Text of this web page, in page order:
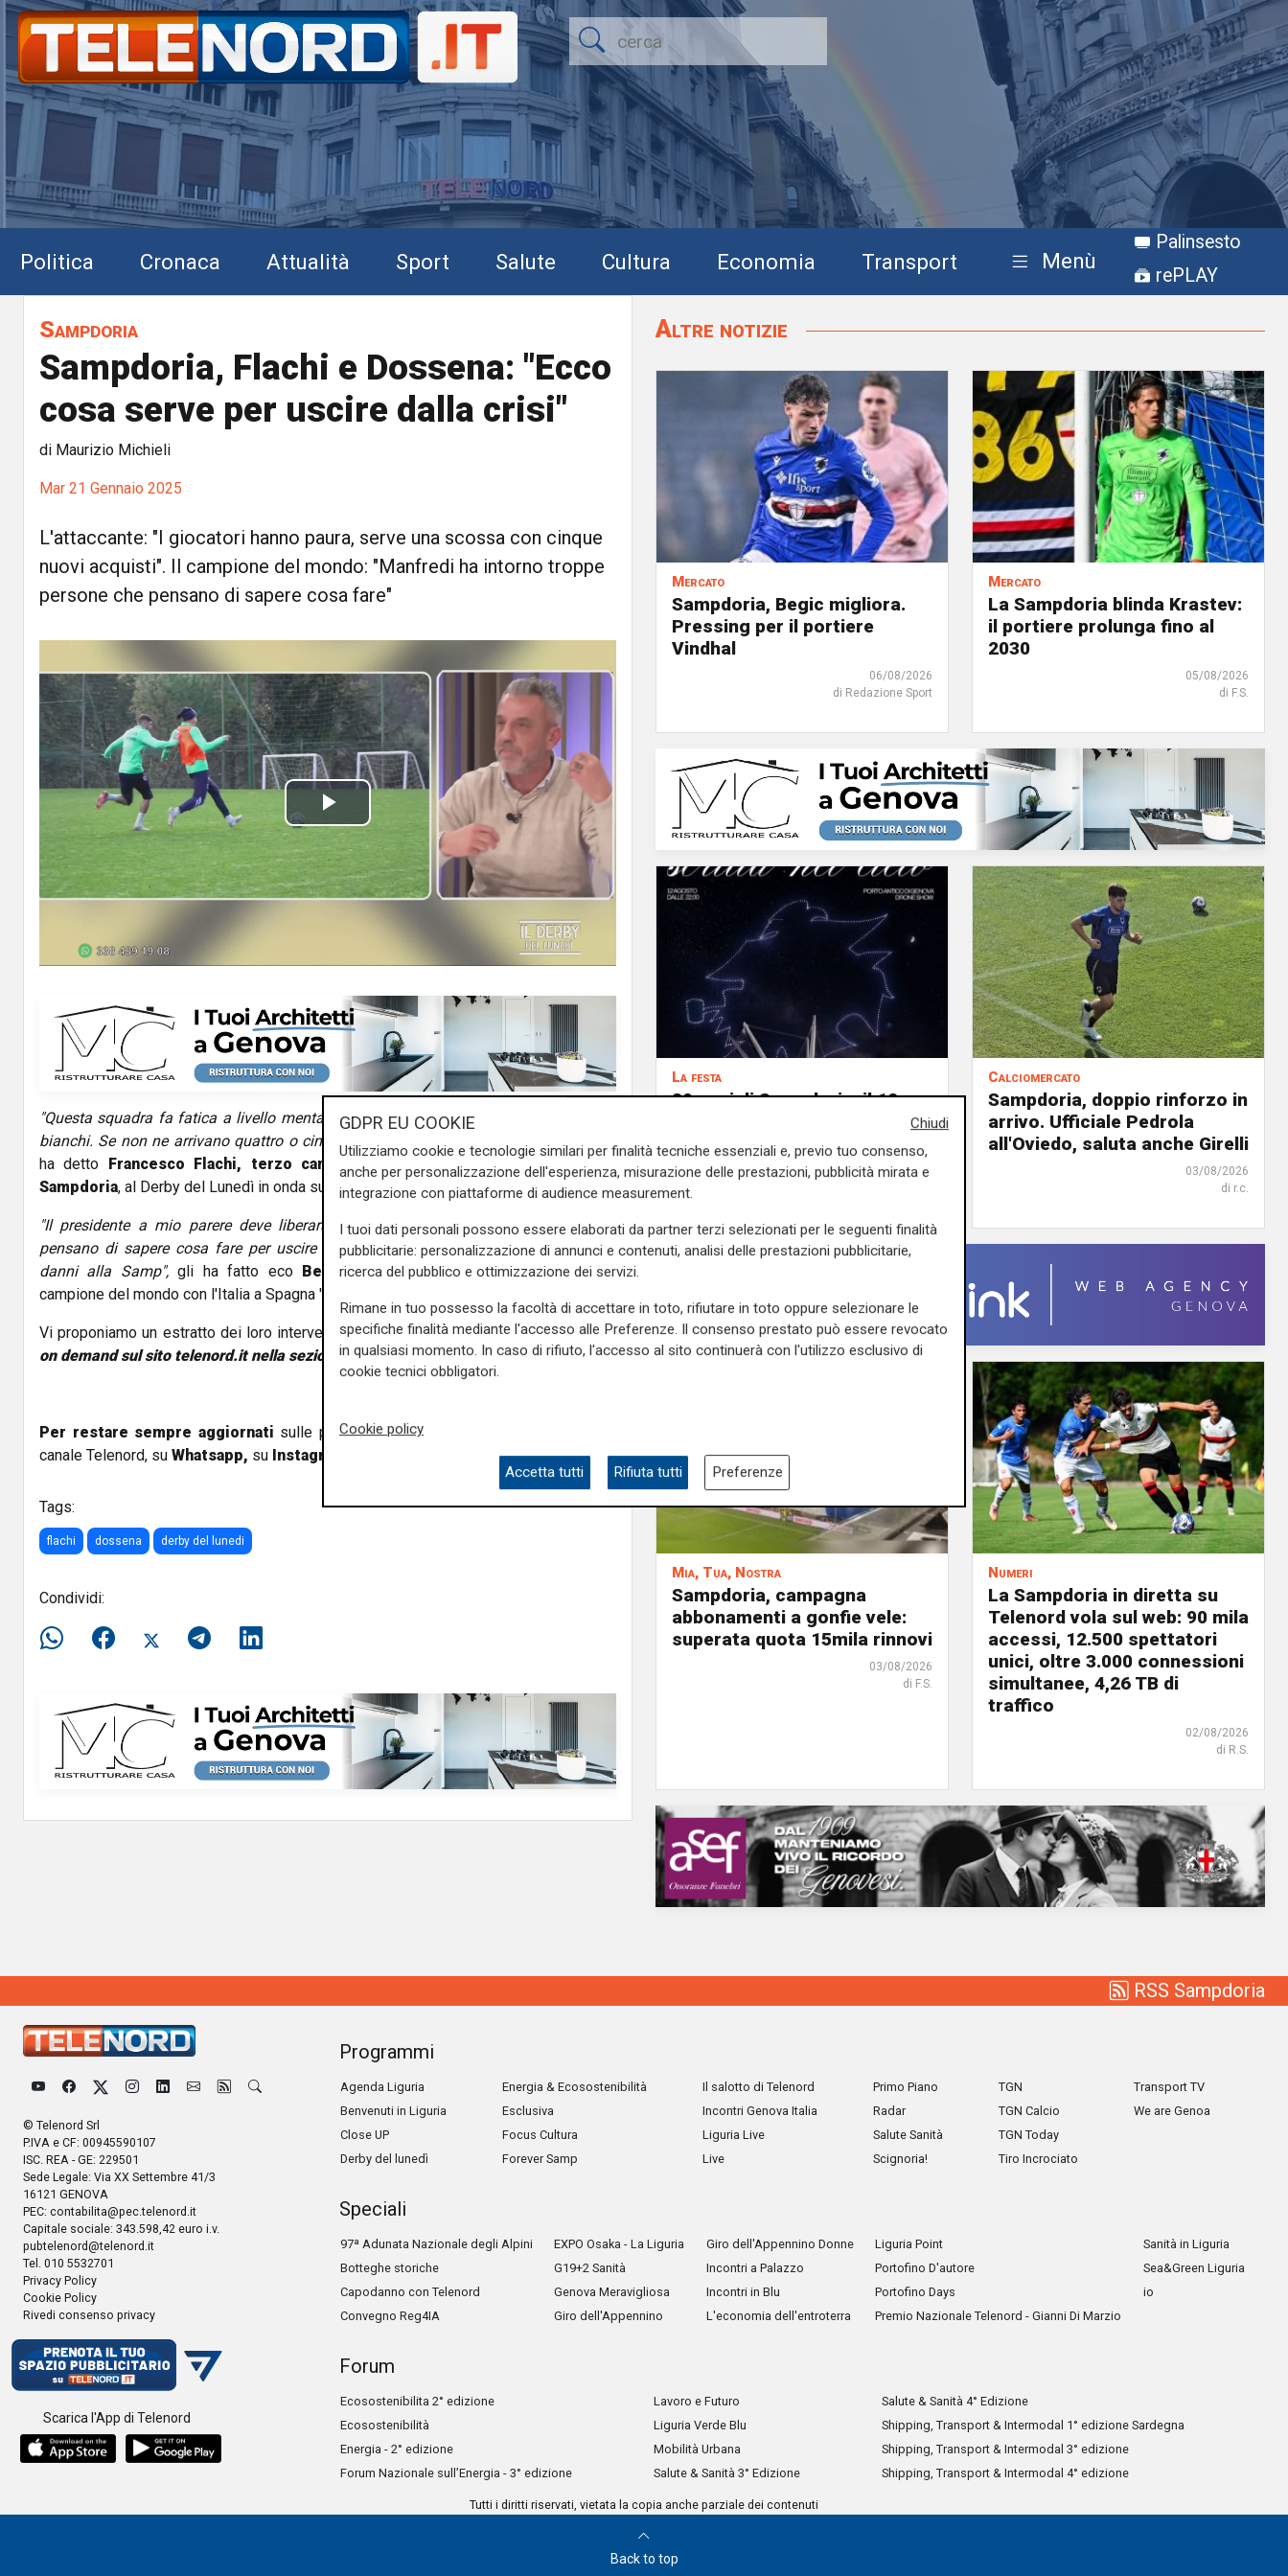
Politica Cronaca Attualità Sport Salute Cultura Economia Transport Menù
Palinsesto
rePLAY
Sampdoria
Sampdoria, Flachi e Dossena: "Ecco
cosa serve per uscire dalla crisi"
di Maurizio Michieli
Mar 21 Gennaio 2025
L'attaccante: "I giocatori hanno paura, serve una scossa con cinque
nuovi acquisti". Il campione del mondo: "Manfredi ha intorno troppe
persone che pensano di sapere cosa fare"
P
l
a
V
i
d
e
o
"Questa squadra fa fatica a livello mentale, i giocatori in campo hanno paura, sono
bianchi. Se non ne arrivano quattro o cinque nuovi di personalità, si rischia grosso" ,
ha detto Francesco Flachi, terzo cannoniere di sempre nella storia della
Sampdoria, al Derby del Lunedì in onda su Telenord.
"Il presidente a mio parere deve liberarsi delle persone che gli stanno intorno e
pensano di sapere cosa fare per uscire da questa situazione e invece fanno solo
danni alla Samp",gli ha fatto eco Beppe Dossena, bandiera dell'epoca d'oro,
campione del mondo con l'Italia a Spagna '82.
Vi proponiamo un estratto dei loro interventi, la trasmissione integrale è disponibile
on demand sul sito telenord.it nella sezione dedicata al Derby del Lunedì.
Per restare sempre aggiornati sulle principali notizie sulla Liguria seguiteci sul
canale Telenord, su Whatsapp, su Instagram Facebook.
Tags:
flachi dossena derby del lunedi
Condividi:
Altre notizie
Mercato
Sampdoria, Begic migliora.
Pressing per il portiere
Vindhal
06/08/2026
di Redazione Sport
Mercato
La Sampdoria blinda Krastev:
il portiere prolunga fino al
2030
05/08/2026
di F.S.
La festa
80 anni di Sampdoria, il 12
agosto spettacolo al Porto
Antico con 450 droni
04/08/2026
Calciomercato
Sampdoria, doppio rinforzo in
arrivo. Ufficiale Pedrola
all'Oviedo, saluta anche Girelli
03/08/2026
di r.c.
Mia, Tua, Nostra
Sampdoria, campagna
abbonamenti a gonfie vele:
superata quota 15mila rinnovi
03/08/2026
di F.S.
Numeri
La Sampdoria in diretta su
Telenord vola sul web: 90 mila
accessi, 12.500 spettatori
unici, oltre 3.000 connessioni
simultanee, 4,26 TB di
traffico
02/08/2026
di R.S.
RSS Sampdoria
© Telenord Srl
P.IVA e CF: 00945590107
ISC. REA - GE: 229501
Sede Legale: Via XX Settembre 41/3
16121 GENOVA
PEC: contabilita@pec.telenord.it
Capitale sociale: 343.598,42 euro i.v.
pubtelenord@telenord.it
Tel. 010 5532701
Privacy Policy
Cookie Policy
Rivedi consenso privacy
Scarica l'App di Telenord
Programmi
Agenda Liguria
Benvenuti in Liguria
Close UP
Derby del lunedì
Energia & Ecosostenibilità
Esclusiva
Focus Cultura
Forever Samp
Il salotto di Telenord
Incontri Genova Italia
Liguria Live
Live
Primo Piano
Radar
Salute Sanità
Scignoria!
TGN
TGN Calcio
TGN Today
Tiro Incrociato
Transport TV
We are Genoa
Speciali
97ª Adunata Nazionale degli Alpini
Botteghe storiche
Capodanno con Telenord
Convegno Reg4IA
EXPO Osaka - La Liguria
G19+2 Sanità
Genova Meravigliosa
Giro dell'Appennino
Giro dell'Appennino Donne
Incontri a Palazzo
Incontri in Blu
L'economia dell'entroterra
Liguria Point
Portofino D'autore
Portofino Days
Premio Nazionale Telenord - Gianni Di Marzio
Sanità in Liguria
Sea&Green Liguria
io
Forum
Ecosostenibilita 2° edizione
Ecosostenibilità
Energia - 2° edizione
Forum Nazionale sull’Energia - 3° edizione
Lavoro e Futuro
Liguria Verde Blu
Mobilità Urbana
Salute & Sanità 3° Edizione
Salute & Sanità 4° Edizione
Shipping, Transport & Intermodal 1° edizione Sardegna
Shipping, Transport & Intermodal 3° edizione
Shipping, Transport & Intermodal 4° edizione
Tutti i diritti riservati, vietata la copia anche parziale dei contenuti
Back to top
Chiudi
GDPR EU COOKIE
Utilizziamo cookie e tecnologie similari per finalità tecniche essenziali e, previo tuo consenso,
anche per personalizzazione dell'esperienza, misurazione delle prestazioni, pubblicità mirata e
integrazione con piattaforme di audience measurement.
I tuoi dati personali possono essere elaborati da partner terzi selezionati per le seguenti finalità
pubblicitarie: personalizzazione di annunci e contenuti, analisi delle prestazioni pubblicitarie,
ricerca del pubblico e ottimizzazione dei servizi.
Rimane in tuo possesso la facoltà di accettare in toto, rifiutare in toto oppure selezionare le
specifiche finalità mediante l'accesso alle Preferenze. Il consenso prestato può essere revocato
in qualsiasi momento. In caso di rifiuto, l'accesso al sito continuerà con l'utilizzo esclusivo di
cookie tecnici obbligatori.
Cookie policy
Accetta tutti Rifiuta tutti Preferenze